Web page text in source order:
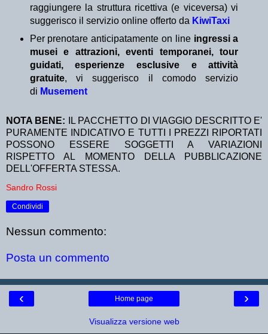
raggiungere la struttura ricettiva (e viceversa) vi
suggerisco il servizio online offerto da KiwiTaxi
Per prenotare anticipatamente on line ingressi a
musei e attrazioni, eventi temporanei, tour
guidati, esperienze esclusive e attività
gratuite, vi suggerisco il comodo servizio
di Musement
NOTA BENE:
IL PACCHETTO DI VIAGGIO DESCRITTO E'
PURAMENTE INDICATIVO E TUTTI I PREZZI RIPORTATI
POSSONO ESSERE SOGGETTI A VARIAZIONI
RISPETTO AL MOMENTO DELLA PUBBLICAZIONE
DELL'OFFERTA STESSA.
Sandro Rossi
Condividi
Nessun commento:
Posta un commento
‹ ›
Home page
Visualizza versione web